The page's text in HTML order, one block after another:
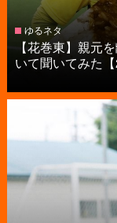
ゆるネタ
【花巻東】親元
いて聞いてみた